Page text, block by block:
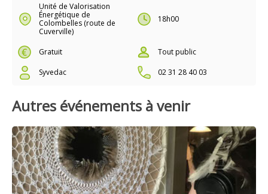
Unité de Valorisation
Énergétique de
Colombelles (route de
Cuverville)
18h00
Gratuit
Tout public
Syvedac
02 31 28 40 03
Autres événements à venir